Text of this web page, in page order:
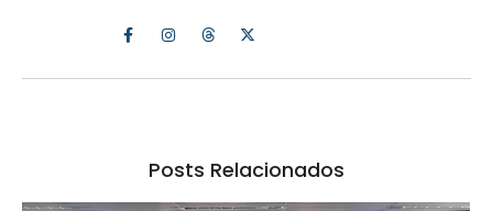
Posts Relacionados